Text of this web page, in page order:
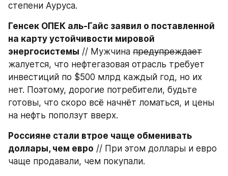
степени Ауруса.
Генсек ОПЕК аль-Гайс заявил о поставленной
на карту устойчивости мировой
энергосистемы // Мужчина предупреждает
жалуется, что нефтегазовая отрасль требует
инвестиций по $500 млрд каждый год, но их
нет. Поэтому, дорогие потребители, будьте
готовы, что скоро всё начнёт ломаться, и цены
на нефть поползут вверх.
Россияне стали втрое чаще обменивать
доллары, чем евро // При этом доллары и евро
чаще продавали, чем покупали.